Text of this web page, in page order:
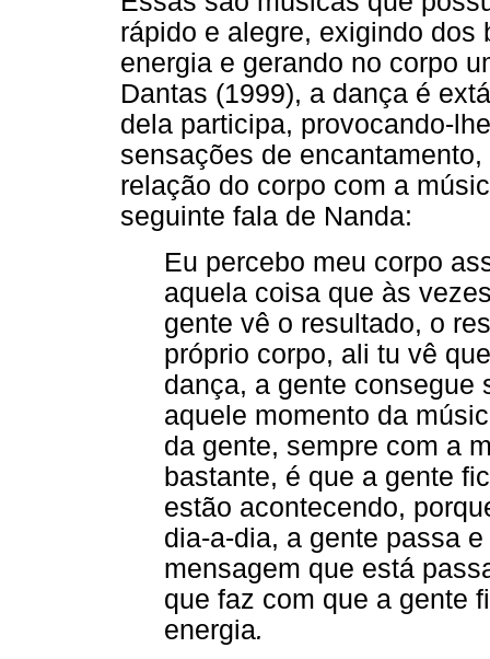
rápido e alegre, exigindo
energia e gerando no corpo
Dantas (1999), a dança é
dela participa, provocando-
sensações de
relação do corpo com a
seguinte fala de Nanda:
Eu percebo meu corpo
aquela coisa que às
gente vê o resultado, o
próprio corpo, ali tu vê
dança, a gente consegue
aquele momento da
da gente, sempre com a
bastante, é que a gente
estão acontecendo,
dia-a-dia, a gente passa
mensagem que está
que faz com que a gente
energia.